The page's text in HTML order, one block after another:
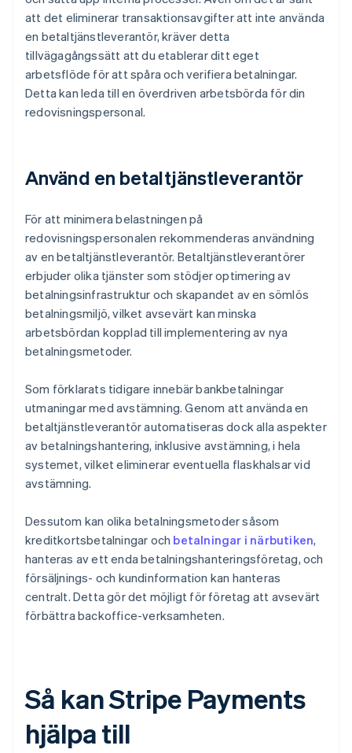
att det eliminerar transaktionsavgifter att inte använda
en betaltjänstleverantör, kräver detta
tillvägagångssätt att du etablerar ditt eget
arbetsflöde för att spåra och verifiera betalningar.
Detta kan leda till en överdriven arbetsbörda för din
redovisningspersonal.
Använd en betaltjänstleverantör
För att minimera belastningen på
redovisningspersonalen rekommenderas användning
av en betaltjänstleverantör. Betaltjänstleverantörer
erbjuder olika tjänster som stödjer optimering av
betalningsinfrastruktur och skapandet av en sömlös
betalningsmiljö, vilket avsevärt kan minska
arbetsbördan kopplad till implementering av nya
betalningsmetoder.
Som förklarats tidigare innebär bankbetalningar
utmaningar med avstämning. Genom att använda en
betaltjänstleverantör automatiseras dock alla aspekter
av betalningshantering, inklusive avstämning, i hela
systemet, vilket eliminerar eventuella flaskhalsar vid
avstämning.
Dessutom kan olika betalningsmetoder såsom
kreditkortsbetalningar och betalningar i närbutiken,
hanteras av ett enda betalningshanteringsföretag, och
försäljnings- och kundinformation kan hanteras
centralt. Detta gör det möjligt för företag att avsevärt
förbättra backoffice-verksamheten.
Så kan Stripe Payments
hjälpa till